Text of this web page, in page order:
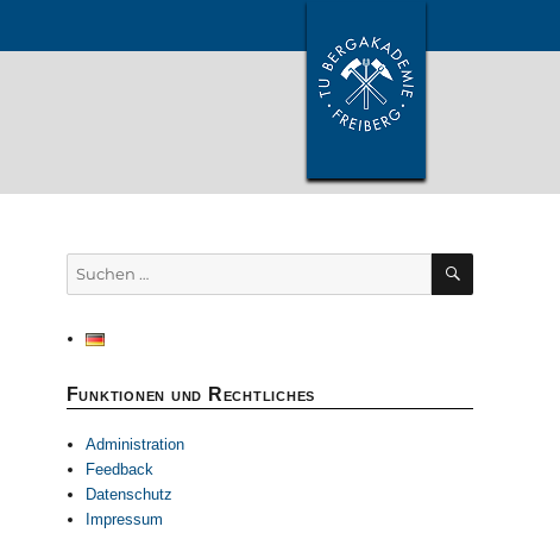
Suchen
nach:
SUCHEN
Funktionen und Rechtliches
Administration
Feedback
Datenschutz
Impressum